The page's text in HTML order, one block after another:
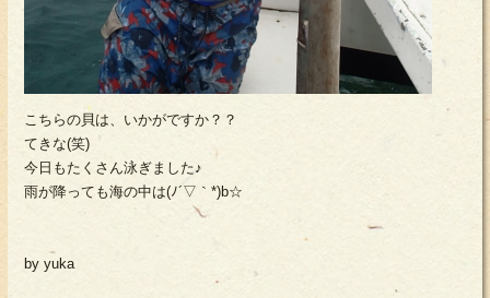
こちらの貝は、いかがですか？？
てきな(笑)
今日もたくさん泳ぎました♪
雨が降っても海の中は(ﾉ´▽｀*)b☆
by yuka